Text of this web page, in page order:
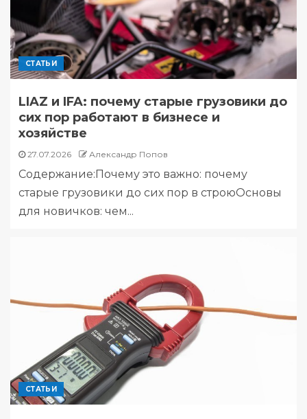
СТАТЬИ
LIAZ и IFA: почему старые грузовики до
сих пор работают в бизнесе и
хозяйстве
27.07.2026 Александр Попов
Содержание:Почему это важно: почему
старые грузовики до сих пор в строюОсновы
для новичков: чем...
СТАТЬИ